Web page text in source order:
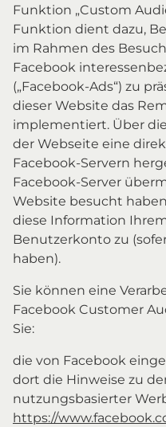
Funktion „Custom
Funktion dient dazu,
im Rahmen des
Facebook
(„Facebook-Ads“) zu
dieser Website das
implementiert. Über
der Webseite eine
Facebook-Servern
Facebook-Server
Website besucht
diese Information
Benutzerkonto zu
haben).
Sie können eine
Facebook Customer
Sie:
die von Facebook
dort die Hinweise zu
nutzungsbasierter
https://